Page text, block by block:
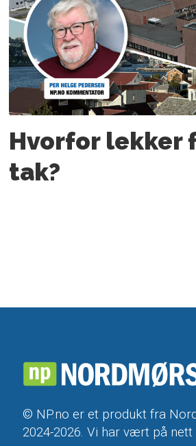
Hvorfor lekker
tak?
© NP.no er et produkt fra
2024-2026. Vi har vært på nett